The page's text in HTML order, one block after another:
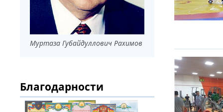
ДРУЖБА НЕ
В ДОМЕ
ВНОВЬ О
ДВА
Муртаза Губайдуллович Рахимов
Благодарности